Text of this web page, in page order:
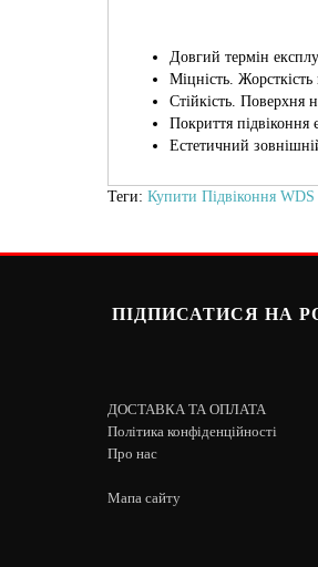
Довгий термін
Міцність.
Стійкість. Поверхня
Покриття підвіконня
Естетичний
Теги: Купити Підвіконня
ПІДПИСАТИСЯ НА
ДОСТАВКА ТА ОПЛАТА
Політика конфіденційності
Про нас
Мапа сайту